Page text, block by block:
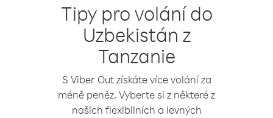
Tipy pro volání do
Uzbekistán z
Tanzanie
S Viber Out získáte více volání za
méně peněz. Vyberte si z některé z
našich flexibilních a levných